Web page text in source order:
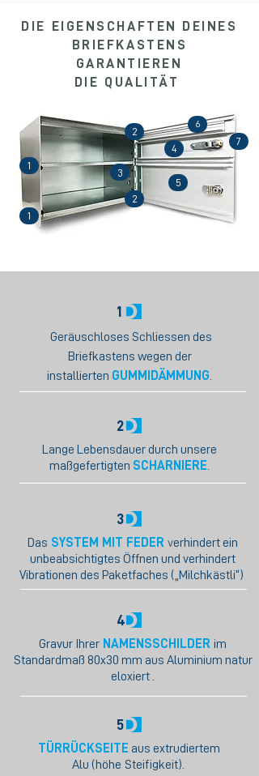
DIE EIGENSCHAFTEN DEINES
BRIEFKASTENS
GARANTIEREN
DIE QUALITÄT
1
1
2
2
3
4
5
6
7
1
Geräuschloses Schliessen des
Briefkastens wegen der
installierten GUMMIDÄMMUNG
2
Lange Lebensdauer durch unsere
maßgefertigten SCHARNIERE
3
Das SYSTEM MIT FEDER verhindert ein
unbeabsichtigtes Öffnen und verhindert
Vibrationen des Paketfaches („Milchkästli“)
4
Gravur Ihrer NAMENSSCHILDER im
Standardmaß 80x30 mm aus Aluminium natur
eloxiert .
5
TÜRRÜCKSEITE aus extrudiertem
Alu (höhe Steifigkeit).